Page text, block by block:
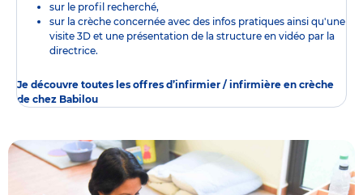
sur le profil recherché,
sur la crèche concernée avec des infos pratiques ainsi qu'une
visite 3D et une présentation de la structure en vidéo par la
directrice.
Je découvre toutes les offres d’infirmier / infirmière en crèche
de chez Babilou